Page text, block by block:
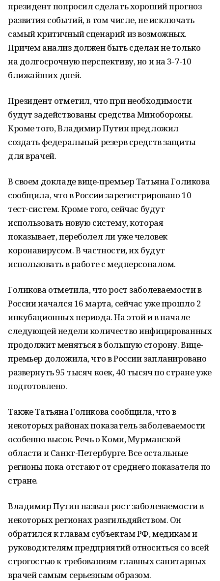
президент попросил сделать хороший прогноз
развития событий, в том числе, не исключать
самый критичный сценарий из возможных.
Причем анализ должен быть сделан не только
на долгосрочную перспективу, но и на 3-7-10
ближайших дней.
Президент отметил, что при необходимости
будут задействованы средства Минобороны.
Кроме того, Владимир Путин предложил
создать федеральный резерв средств защиты
для врачей.
В своем докладе вице-премьер Татьяна Голикова
сообщила, что в России зарегистрировано 10
тест-систем. Кроме того, сейчас будут
использовать новую систему, которая
показывает, переболел ли уже человек
коронавирусом. В частности, их будут
использовать в работе с медперсоналом.
Голикова отметила, что рост заболеваемости в
России начался 16 марта, сейчас уже прошло 2
инкубационных периода. На этой и в начале
следующей недели количество инфицированных
продолжит меняться в большую сторону. Вице-
премьер доложила, что в России запланировано
развернуть 95 тысяч коек, 40 тысяч по стране уже
подготовлено.
Также Татьяна Голикова сообщила, что в
некоторых районах показатель заболеваемости
особенно высок. Речь о Коми, Мурманской
области и Санкт-Петербурге. Все остальные
регионы пока отстают от среднего показателя по
стране.
Владимир Путин назвал рост заболеваемости в
некоторых регионах разгильдяйством. Он
обратился к главам субъектам РФ, медикам и
руководителям предприятий относиться со всей
строгостью к требованиям главных санитарных
врачей самым серьезным образом.